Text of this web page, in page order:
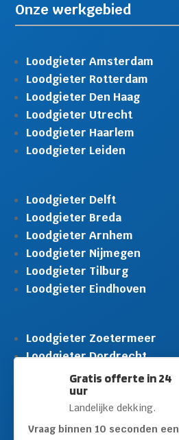
Gratis offerte in 24
uur
Landelijke dekking.
Vraag binnen 10 seconden een
Onze werkgebied
Loodgieter Amsterdam
Loodgieter Rotterdam
Loodgieter Den Haag
Loodgieter Utrecht
Loodgieter Haarlem
Loodgieter Leiden
Loodgieter Delft
Loodgieter Breda
Loodgieter Arnhem
Loodgieter Nijmegen
Loodgieter Tilburg
Loodgieter Eindhoven
Loodgieter Zoetermeer
Loodgieter Dordrecht
Loodgieter Rijswijk
Loodgieter Schiedam
Loodgieter Leidschendam
Loodgieter Hilversum